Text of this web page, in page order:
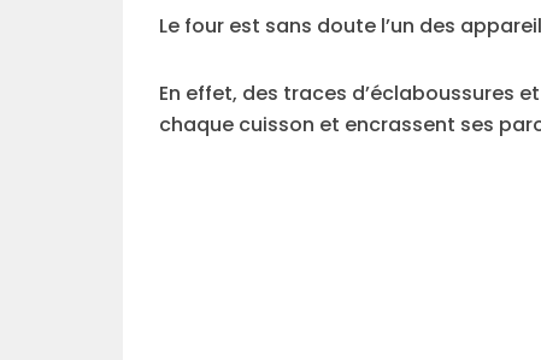
Le four est sans doute l’un des
En effet, des traces d’éclaboussures
chaque cuisson et encrassent ses